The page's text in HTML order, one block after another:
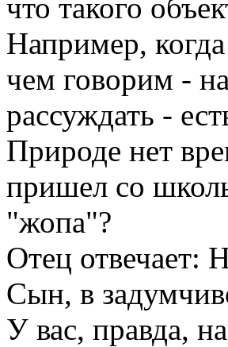
что такого
Например,
чем говорим -
рассуждать -
Природе нет
пришел со
"жопа"?
Отец отвечает:
Сын, в
У вас, правда,